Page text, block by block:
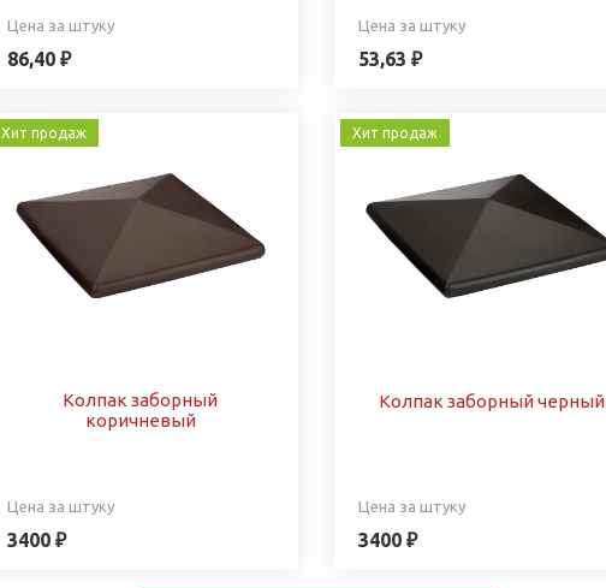
Цена за штуку
86,40 ₽
Цена за штуку
53,63 ₽
Хит продаж
Колпак заборный
коричневый
Цена за штуку
3400 ₽
Хит продаж
Колпак заборный черный
Цена за штуку
3400 ₽